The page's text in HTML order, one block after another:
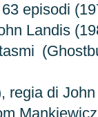
episodi
Landis
regia di